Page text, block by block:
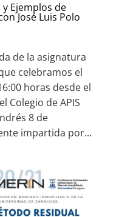
Ejemplos de
José Luis Polo
de la asignatura
celebramos el
horas desde el
Colegio de APIS
8 de
impartida por...